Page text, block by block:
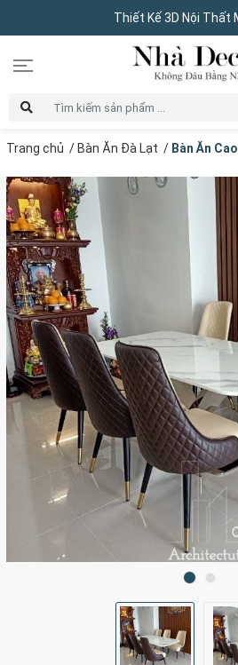
Thiết Kế 3D Nội Thất
Trang chủ / Bàn Ăn Đà Lạt / Bàn Ăn